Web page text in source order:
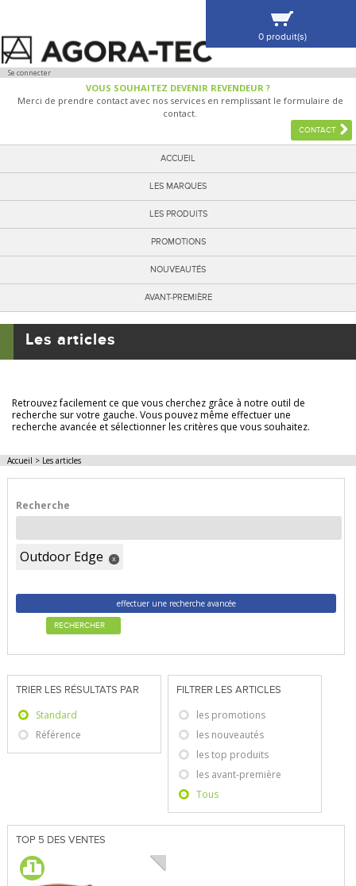
Se connecter
VOUS SOUHAITEZ DEVENIR REVENDEUR ?
Merci de prendre contact avec nos services en remplissant le formulaire de
contact.
CONTACT
ACCUEIL
LES MARQUES
LES PRODUITS
PROMOTIONS
NOUVEAUTÉS
AVANT-PREMIÈRE
0 produit(s)
VOIR MA SÉLECTION
Les articles
Retrouvez facilement ce que vous cherchez grâce à notre outil de
recherche sur votre gauche. Vous pouvez même effectuer une
recherche avancée et sélectionner les critères que vous souhaitez.
Accueil > Les articles
Recherche
Outdoor Edge x
effectuer une recherche avancée
RECHERCHER
TRIER LES RÉSULTATS PAR
Standard
Référence
FILTRER LES ARTICLES
les promotions
les nouveautés
les top produits
les avant-première
Tous
TOP 5 DES VENTES